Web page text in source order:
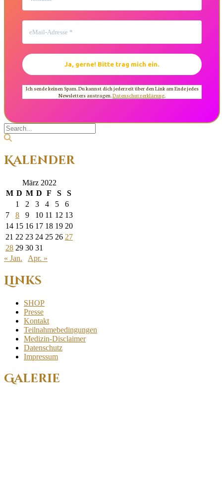
Ich sende keinen Spam. Du kannst dich jederzeit über den Link am Ende jedes
Newsletters austragen.Datenschutzerklärung.
Kalender
März 2022
M D M D F S
S
1
2 3 4 5
6
7
8 9 10 11 12 13
14 15 16 17 18 19 20
21 22 23 24 25 26 27
28 29 30 31
« Jan.
Apr. »
Links
SHOP
Presse
Kontakt
Teilnahmebedingungen
Medizin-Disclaimer
Datenschutz
Impressum
Galerie